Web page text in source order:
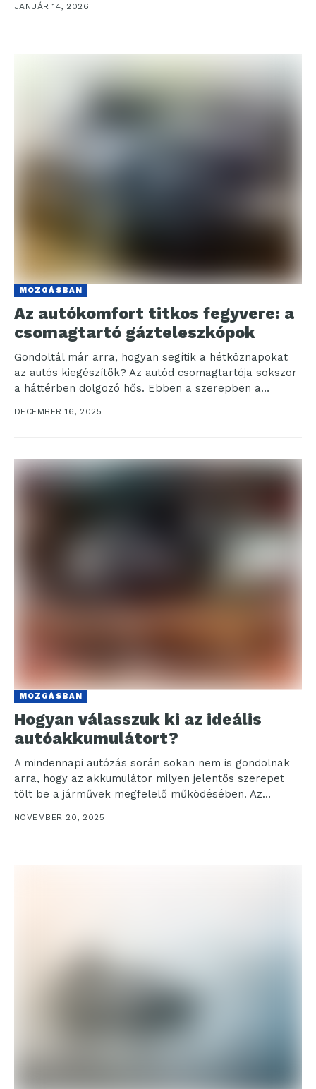
JANUÁR 14, 2026
MOZGÁSBAN
Az autókomfort titkos fegyvere: a
csomagtartó gázteleszkópok
Gondoltál már arra, hogyan segítik a hétköznapokat
az autós kiegészítők? Az autód csomagtartója sokszor
a háttérben dolgozó hős. Ebben a szerepben a
DECEMBER 16, 2025
MOZGÁSBAN
Hogyan válasszuk ki az ideális
autóakkumulátort?
A mindennapi autózás során sokan nem is gondolnak
arra, hogy az akkumulátor milyen jelentős szerepet
tölt be a járművek megfelelő működésében. Az
NOVEMBER 20, 2025